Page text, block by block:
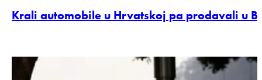
Krali automobile u Hrvatskoj pa prodavali u